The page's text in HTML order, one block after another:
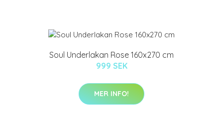
Soul Underlakan Rose 160x270 cm
999 SEK
MER INFO!